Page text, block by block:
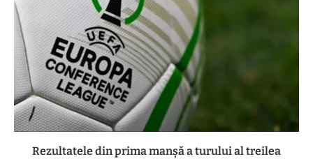
Rezultatele din prima manşă a turului al treilea